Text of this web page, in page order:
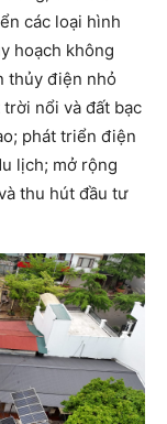
các loại hình
hoạch không
thủy điện nhỏ
nổi và đất bạc
phát triển điện
lịch; mở rộng
thu hút đầu tư